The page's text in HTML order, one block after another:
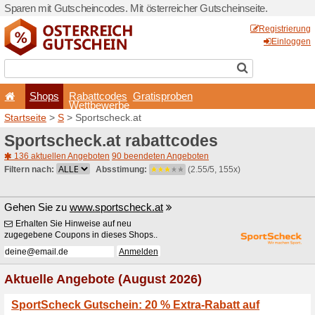
Sparen mit
Shops
Startseite >S>